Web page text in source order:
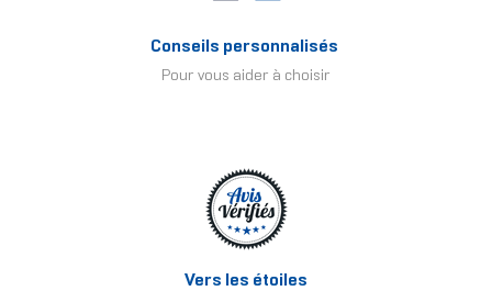
Conseils personnalisés
Pour vous aider à choisir
Vers les étoiles